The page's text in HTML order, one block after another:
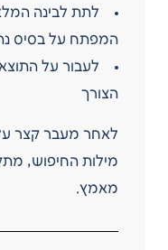
לתת לבינה
המפתח על בסיס
לעבור על
הצורך
לאחר מעבר קצר
מילות החיפוש,
מאמץ.